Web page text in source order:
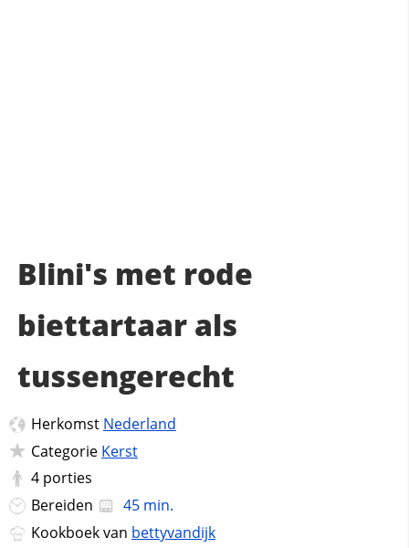
Blini's met rode
biettartaar als
tussengerecht
Herkomst Nederland
Categorie Kerst
4 porties
Bereiden
45 min.
Kookboek van bettyvandijk